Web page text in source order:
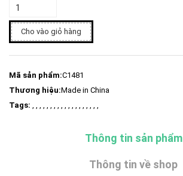
Cho vào giỏ hàng
Mã sản phẩm:C1481
Thương hiệu:Made in China
Tags: , , , , , , , , , , , , , , , , , , ,
Thông tin sản phẩm
Thông tin về shop